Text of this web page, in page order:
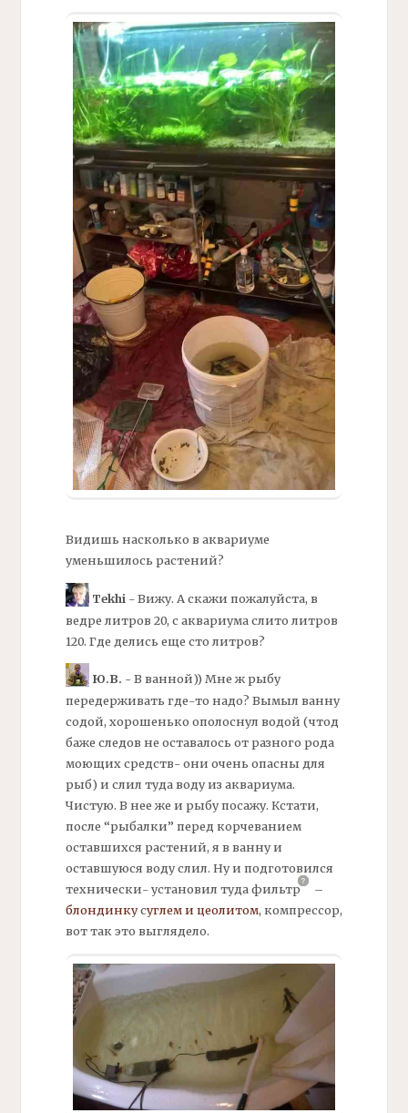
Видишь насколько в аквариуме
уменьшилось растений?
Tekhi- Вижу. А скажи пожалуйста, в
ведре литров 20, с аквариума слито литров
120. Где делись еще сто литров?
Ю.В. - В ванной)) Мне ж рыбу
передерживать где-то надо? Вымыл ванну
содой, хорошенько ополоснул водой (чтод
баже следов не оставалось от разного рода
моющих средств- они очень опасны для
рыб) и слил туда воду из аквариума.
Чистую. В нее же и рыбу посажу. Кстати,
после “рыбалки” перед корчеванием
оставшихся растений, я в ванну и
оставшуюся воду слил. Ну и подготовился
технически- установил тудафильтр
–
блондинкусуглеми цеолитом, компрессор,
вот так это выглядело.